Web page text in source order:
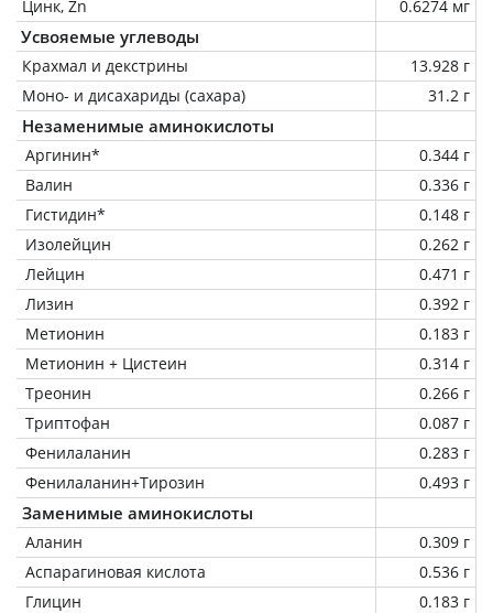
Цинк, Zn
0.6274 мг
Усвояемые углеводы
Крахмал и декстрины
13.928 г
Моно- и дисахариды (сахара)
31.2 г
Незаменимые аминокислоты
Аргинин*
0.344 г
Валин
0.336 г
Гистидин*
0.148 г
Изолейцин
0.262 г
Лейцин
0.471 г
Лизин
0.392 г
Метионин
0.183 г
Метионин + Цистеин
0.314 г
Треонин
0.266 г
Триптофан
0.087 г
Фенилаланин
0.283 г
Фенилаланин+Тирозин
0.493 г
Заменимые аминокислоты
Аланин
0.309 г
Аспарагиновая кислота
0.536 г
Глицин
0.183 г